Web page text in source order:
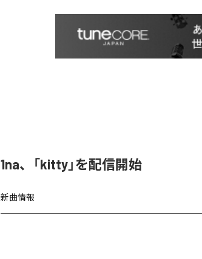
1na、「kitty」を配信開始
新曲情報